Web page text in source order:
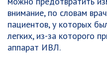
внимание, по словам
пациентов, у которых
легких, из-за которого
аппарат ИВЛ.